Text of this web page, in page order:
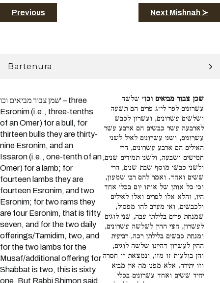
Previous Next Mishnah ≻
Bartenura
שמן צבור מביאים וכו' – three
Esronim (i.e., three-tenths
of an Omer) for a bull, for
thirteen bulls they are thirty-
nine Esronim, and an
Issaron (i.e., one-tenth of an
Omer) for a lamb; for
fourteen lambs they are
fourteen Esronim, and two
Esronim; for two rams they
are four Esronim, that is fifty
seven, and for the two daily
offerings/Tamidim, two, and
for the two lambs for the
Musaf/additional offering for
Shabbat is two, this is sixty
one. But Rabbi Shimon said
שכן צבור מביאים וכו׳ שלשה
עשרונים לפר לי״ג פרים הם תשעה
ושלשים עשרונים, ועשרון לכבש
לארבעה עשר כבשים הם ארבע עשר
עשרונים, ושני עשרונים לאיל לשני
האילים הם ארבע עשרונים, הרי
חמישים ושבעה, ולשני תמידים שנים,
ולשני כבשי מוסף שבת שנים, הרי
ששים ואחד. ואמר להם רבי שמעון,
וכי כל אותן של אותו יום בכלי אחד
היו, והלא אלו לפרים ואלו לאילים
ולכבשים, ואי מערב להו מפסיל,
שמנחת פרים בלילתן עבה, שני לוגים
לעשרון, חצי ההין לשלשה עשרונים,
ומנחת כבשים בלילתן רכה, רביעית
ההין לעשרון דהיינו שלשה לוגים,
והן בולעות זו מזו, ונמצאת זו חסרה
וזו יתירה. אלא מפני מה אין מביא
יחיד ששים ואחד עשרונים בכלי